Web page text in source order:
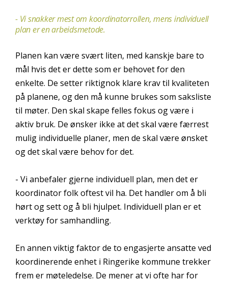
- Vi snakker mest om koordinatorrollen, mens individuell
plan er en arbeidsmetode.
Planen kan være svært liten, med kanskje bare to
mål hvis det er dette som er behovet for den
enkelte. De setter riktignok klare krav til kvaliteten
på planene, og den må kunne brukes som saksliste
til møter. Den skal skape felles fokus og være i
aktiv bruk. De ønsker ikke at det skal være færrest
mulig individuelle planer, men de skal være ønsket
og det skal være behov for det.
- Vi anbefaler gjerne individuell plan, men det er
koordinator folk oftest vil ha. Det handler om å bli
hørt og sett og å bli hjulpet. Individuell plan er et
verktøy for samhandling.
En annen viktig faktor de to engasjerte ansatte ved
koordinerende enhet i Ringerike kommune trekker
frem er møteledelse. De mener at vi ofte har for